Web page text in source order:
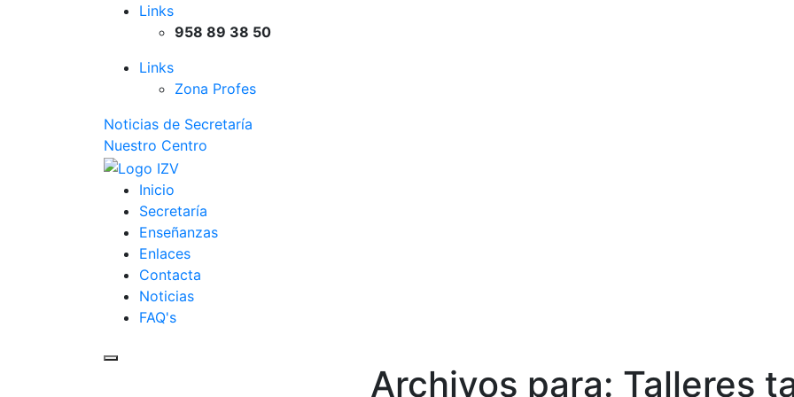
Links
958 89 38 50
Links
Zona Profes
Noticias de Secretaría
Nuestro Centro
Inicio
Secretaría
Enseñanzas
Enlaces
Contacta
Noticias
FAQ's
Archivos para: Talleres